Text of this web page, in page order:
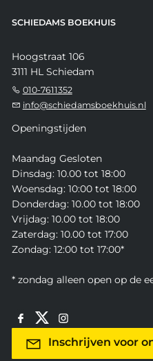
SCHIEDAMS BOEKHUIS
Hoogstraat 106
3111 HL Schiedam
010-7611352
info@schiedamsboekhuis.nl
Openingstijden
Maandag Gesloten
Dinsdag: 10.00 tot 18:00
Woensdag: 10:00 tot 18:00
Donderdag: 10.00 tot 18:00
Vrijdag: 10.00 tot 18:00
Zaterdag: 10.00 tot 17:00
Zondag: 12:00 tot 17:00*
* zondag alleen open op de
Inschrijven voor